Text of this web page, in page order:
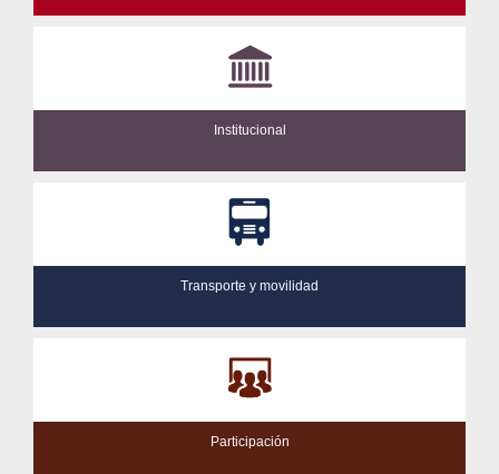
Institucional
Transporte y movilidad
Participación